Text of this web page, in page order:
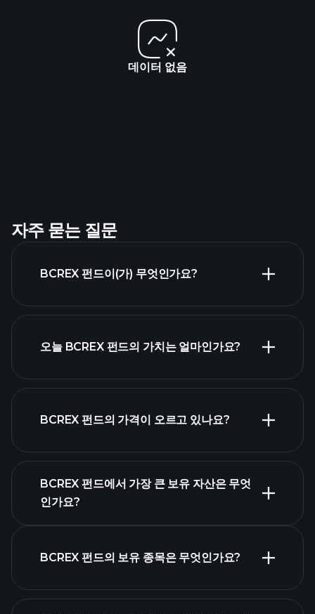
데이터 없음
자주 묻는 질문
BCREX 펀드이(가) 무엇인가요?
오늘 BCREX 펀드의 가치는 얼마인가요?
고급 차트
BCREX 펀드의 가격이 오르고 있나요?
BCREX 펀드에서 가장 큰 보유 자산은 무엇
인가요?
BCREX 펀드의 보유 종목은 무엇인가요?